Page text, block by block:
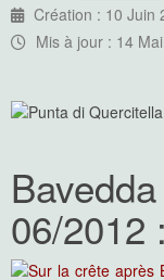
Création : 10 Juin
Mis à jour : 14
06/2012 :